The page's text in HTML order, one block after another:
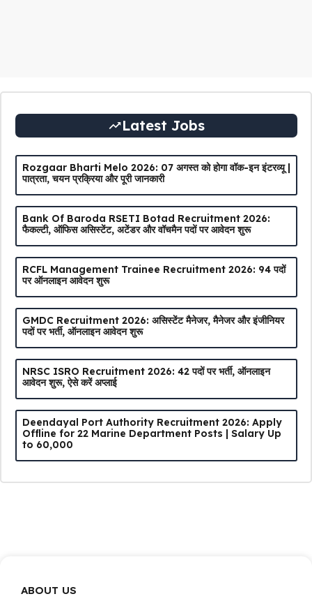
Latest Jobs
Rozgaar Bharti Melo 2026: 07 अगस्त को होगा वॉक-इन इंटरव्यू |
पात्रता, चयन प्रक्रिया और पूरी जानकारी
Bank Of Baroda RSETI Botad Recruitment 2026:
फैकल्टी, ऑफिस असिस्टेंट, अटेंडर और वॉचमैन पदों पर आवेदन शुरू
RCFL Management Trainee Recruitment 2026: 94 पदों
पर ऑनलाइन आवेदन शुरू
GMDC Recruitment 2026: असिस्टेंट मैनेजर, मैनेजर और इंजीनियर
पदों पर भर्ती, ऑनलाइन आवेदन शुरू
NRSC ISRO Recruitment 2026: 42 पदों पर भर्ती, ऑनलाइन
आवेदन शुरू, ऐसे करें अप्लाई
Deendayal Port Authority Recruitment 2026: Apply
Offline for 22 Marine Department Posts | Salary Up
to ₹60,000
ABOUT US